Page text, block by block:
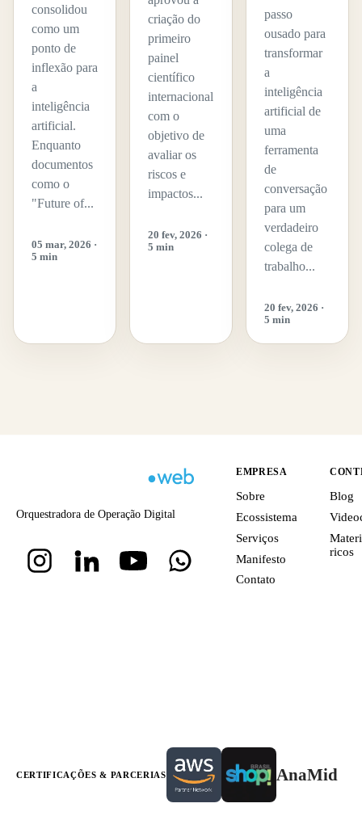
consolidou
como um
ponto de
inflexão para
a
inteligência
artificial.
Enquanto
documentos
como o
"Future of...
05 mar, 2026 ·
5 min
criação do
primeiro
painel
científico
internacional
com o
objetivo de
avaliar os
riscos e
impactos...
20 fev, 2026 ·
5 min
passo
ousado para
transformar
a
inteligência
artificial de
uma
ferramenta
de
conversação
para um
verdadeiro
colega de
trabalho...
20 fev, 2026 ·
5 min
Orquestradora de Operação Digital
EMPRESA
Sobre
Ecossistema
Serviços
Manifesto
Contato
Blog
ricos
CERTIFICAÇÕES & PARCERIAS AnaMid